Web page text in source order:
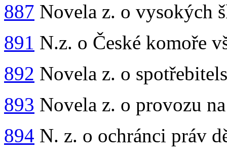
887 Novela z. o vysokých
891 N.z. o České komoře
892 Novela z. o
893 Novela z. o provozu
894 N. z. o ochránci práv